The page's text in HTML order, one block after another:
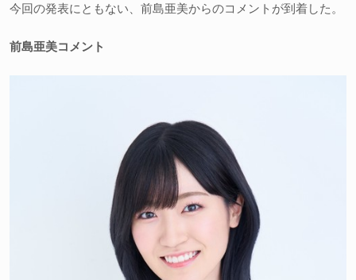
今回の発表にともない、前島亜美からのコメントが到着した。
前島亜美コメント